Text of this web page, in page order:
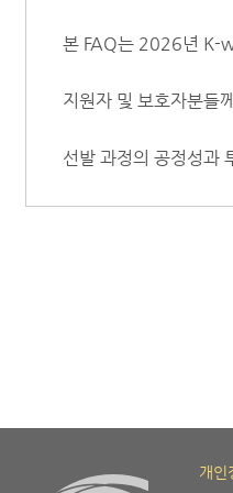
본 FAQ는 2026년 K-
지원자 및 보호자분들
선발 과정의 공정성과
개인